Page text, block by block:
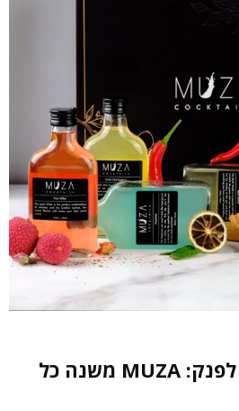
לא צריך סיבה כדי לפנק: MUZA משנה כל